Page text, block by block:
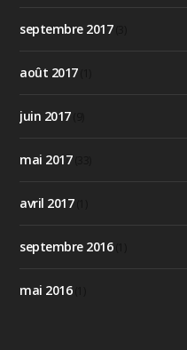
septembre 2017(3)
août 2017(1)
juin 2017(9)
mai 2017(33)
avril 2017(1)
septembre 2016(1)
mai 2016(1)